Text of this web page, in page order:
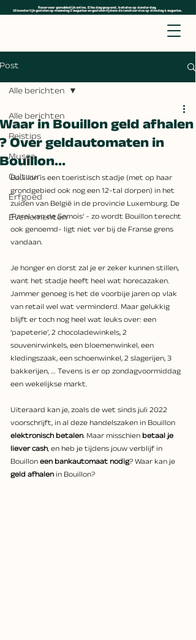
Reserveer gemakkelijk online. Elke dag geopend, behalve op donderdag.
Uitzonderlijk gesloten op maandag 3 augustus en gesloten tijdens de lunchservice op dinsdag 4 augustus.
Post
Alle berichten
Reistips
Musea
Cultuur
Erfgoed
Evenementen
Alle berichten
Waar in Bouillon geld afhalen
? Over geldautomaten in
Bouillon...
Bouillon is een toeristisch stadje (met op haar
grondgebied ook nog een 12-tal dorpen) in het
zuiden van België in de provincie Luxemburg. De
‘Parel van de Semois’ - zo wordt Bouillon terecht
ook genoemd- ligt niet ver bij de Franse grens
vandaan.
Je honger en dorst zal je er zeker kunnen stillen,
want het stadje heeft heel wat horecazaken.
Jammer genoeg is het de voorbije jaren op vlak
van retail wel wat verminderd. Maar gelukkig
blijft er toch nog heel wat leuks over: een
‘papeterie’, 2 chocoladewinkels, 2
souvenirwinkels, een bloemenwinkel, een
kledingszaak, een schoenwinkel, 2 slagerijen, 3
bakkerijen, … Tevens is er op zondagvoormiddag
een wekelijkse markt.
Uiteraard kan je, zoals de wet sinds juli 2022
voorschrijft, in al deze handelszaken in Bouillon
elektronisch betalen. Maar misschien betaal je
liever cash, en heb je tijdens jouw verblijf in
Bouillon een bankautomaat nodig? Waar kan je
geld afhalen in Bouillon?